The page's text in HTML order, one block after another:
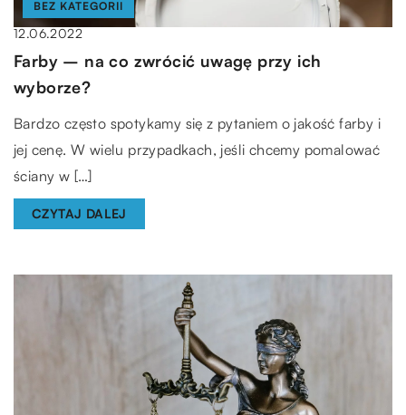
BEZ KATEGORII
12.06.2022
Farby – na co zwrócić uwagę przy ich
wyborze?
Bardzo często spotykamy się z pytaniem o jakość farby i
jej cenę. W wielu przypadkach, jeśli chcemy pomalować
ściany w […]
CZYTAJ DALEJ